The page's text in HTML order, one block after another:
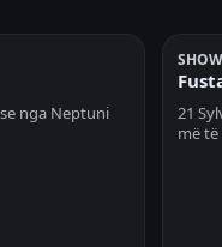
nga Neptuni
21
më